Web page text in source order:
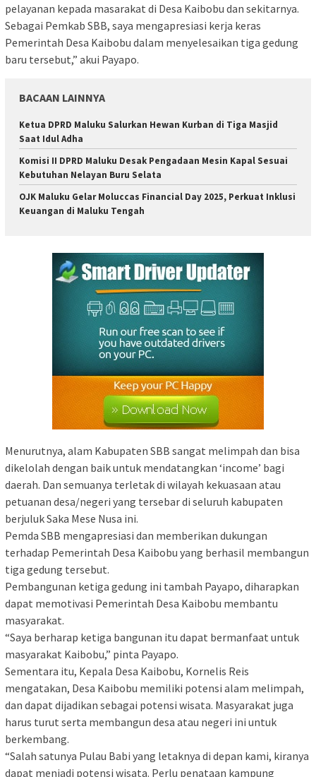
pelayanan kepada masarakat di Desa Kaibobu dan sekitarnya.
Sebagai Pemkab SBB, saya mengapresiasi kerja keras
Pemerintah Desa Kaibobu dalam menyelesaikan tiga gedung
baru tersebut,” akui Payapo.
BACAAN LAINNYA
Ketua DPRD Maluku Salurkan Hewan Kurban di Tiga Masjid
Saat Idul Adha
Komisi II DPRD Maluku Desak Pengadaan Mesin Kapal Sesuai
Kebutuhan Nelayan Buru Selata
OJK Maluku Gelar Moluccas Financial Day 2025, Perkuat Inklusi
Keuangan di Maluku Tengah
Menurutnya, alam Kabupaten SBB sangat melimpah dan bisa
dikelolah dengan baik untuk mendatangkan ‘income’ bagi
daerah. Dan semuanya terletak di wilayah kekuasaan atau
petuanan desa/negeri yang tersebar di seluruh kabupaten
berjuluk Saka Mese Nusa ini.
Pemda SBB mengapresiasi dan memberikan dukungan
terhadap Pemerintah Desa Kaibobu yang berhasil membangun
tiga gedung tersebut.
Pembangunan ketiga gedung ini tambah Payapo, diharapkan
dapat memotivasi Pemerintah Desa Kaibobu membantu
masyarakat.
“Saya berharap ketiga bangunan itu dapat bermanfaat untuk
masyarakat Kaibobu,” pinta Payapo.
Sementara itu, Kepala Desa Kaibobu, Kornelis Reis
mengatakan, Desa Kaibobu memiliki potensi alam melimpah,
dan dapat dijadikan sebagai potensi wisata. Masyarakat juga
harus turut serta membangun desa atau negeri ini untuk
berkembang.
“Salah satunya Pulau Babi yang letaknya di depan kami, kiranya
dapat menjadi potensi wisata. Perlu penataan kampung